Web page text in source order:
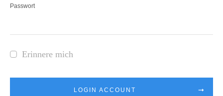
Passwort
Erinnere mich
LOGIN ACCOUNT